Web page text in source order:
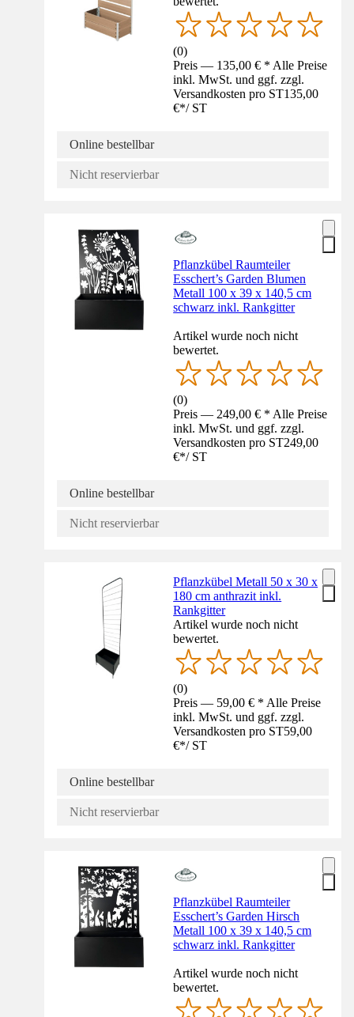
(0)
Preis — 135,00 € * Alle Preise
inkl. MwSt. und ggf. zzgl.
Versandkosten pro ST135,00
€*/ ST
Online bestellbar
Nicht reservierbar
Pflanzkübel Raumteiler
Esschert’s Garden Blumen
Metall 100 x 39 x 140,5 cm
schwarz inkl. Rankgitter
Artikel wurde noch nicht
bewertet.
(0)
Preis — 249,00 € * Alle Preise
inkl. MwSt. und ggf. zzgl.
Versandkosten pro ST249,00
€*/ ST
Online bestellbar
Nicht reservierbar
Pflanzkübel Metall 50 x 30 x
180 cm anthrazit inkl.
Rankgitter
Artikel wurde noch nicht
bewertet.
(0)
Preis — 59,00 € * Alle Preise
inkl. MwSt. und ggf. zzgl.
Versandkosten pro ST59,00
€*/ ST
Online bestellbar
Nicht reservierbar
Pflanzkübel Raumteiler
Esschert’s Garden Hirsch
Metall 100 x 39 x 140,5 cm
schwarz inkl. Rankgitter
Artikel wurde noch nicht
bewertet.